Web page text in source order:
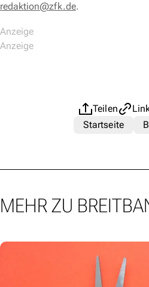
redaktion@zfk.de.
Teilen
Startseite
MEHR ZU